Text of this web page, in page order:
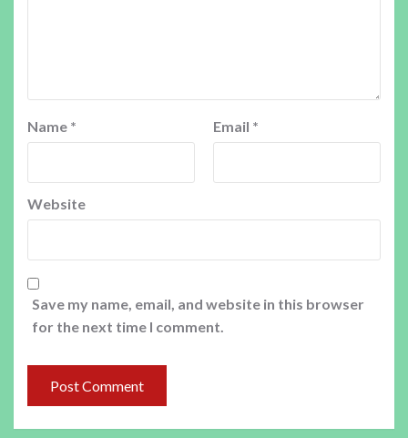
Name * Email *
Website
Save my name, email, and website in this browser
for the next time I comment.